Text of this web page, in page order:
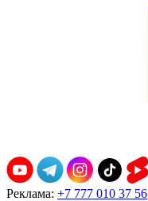
Реклама: +7 777 010 37 56